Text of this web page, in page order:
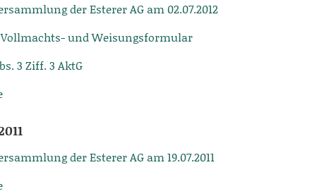
der Esterer AG am 02.07.2012
und Weisungsformular
3 Ziff. 3 AktG
der Esterer AG am 19.07.2011